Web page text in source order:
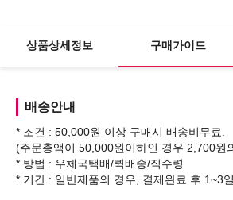
상품상세정보 구매가이드
배송안내
* 조건 : 50,000원 이상 구매시 배송비무료.
(주문총액이 50,000원이하인 경우 2,700원
* 방법 : 우체국택배/퀵배송/직수령
* 기간 : 일반제품의 경우, 결제완료 후 1~3